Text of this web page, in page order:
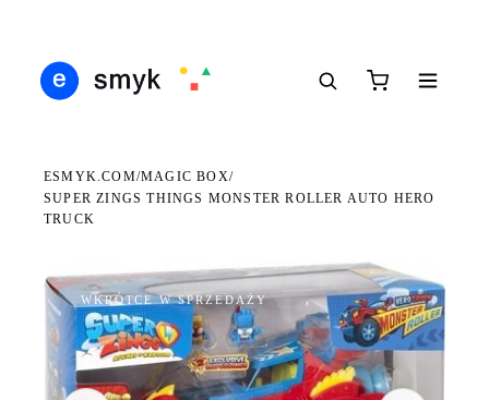
ESMYK.COM/MAGIC BOX/
SUPER ZINGS THINGS MONSTER ROLLER AUTO HERO
TRUCK
WKRÓTCE W SPRZEDAŻY